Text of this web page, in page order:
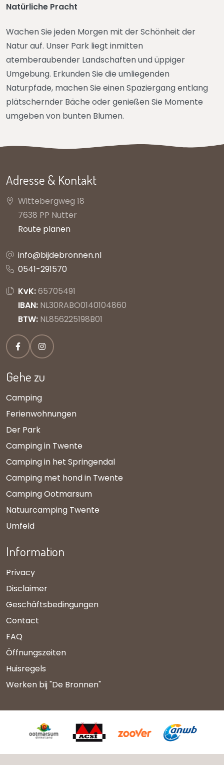
Natürliche Pracht
Wachen Sie jeden Morgen mit der Schönheit der
Natur auf. Unser Park liegt inmitten
atemberaubender Landschaften und üppiger
Umgebung. Erkunden Sie die umliegenden
Naturpfade, machen Sie einen Spaziergang entlang
plätschernder Bäche oder genießen Sie Momente
umgeben von bunten Blumen.
Adresse & Kontakt
Wittebergweg 18
7638 PP Nutter
Route planen
info@bijdebronnen.nl
0541-291570
KvK:65705491
IBAN: NL30RABO0140104860
BTW: NL856225198B01
Gehe zu
Camping
Ferienwohnungen
Der Park
Camping in Twente
Camping in het Springendal
Camping met hond in Twente
Camping Ootmarsum
Natuurcamping Twente
Umfeld
Information
Privacy
Disclaimer
Geschäftsbedingungen
Contact
FAQ
Öffnungszeiten
Huisregels
Werken bij "De Bronnen"